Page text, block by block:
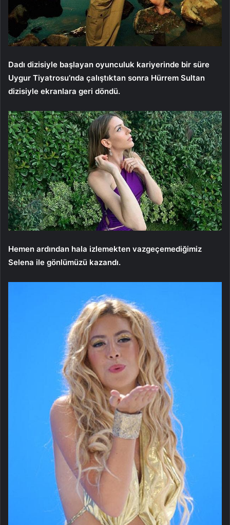
Dadı dizisiyle başlayan oyunculuk kariyerinde bir süre
Uygur Tiyatrosu’nda çalıştıktan sonra Hürrem Sultan
dizisiyle ekranlara geri döndü.
Hemen ardından hala izlemekten vazgeçemediğimiz
Selena ile gönlümüzü kazandı.